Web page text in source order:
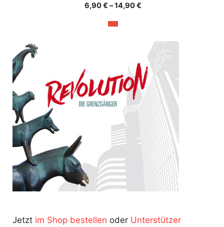
6,90€ –14,90€Preisspanne:
Jetzt im Shop bestellen oder Unterstützer